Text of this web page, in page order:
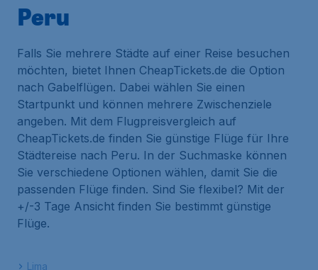
Peru
Falls Sie mehrere Städte auf einer Reise besuchen
möchten, bietet Ihnen CheapTickets.de die Option
nach Gabelflügen. Dabei wählen Sie einen
Startpunkt und können mehrere Zwischenziele
angeben. Mit dem Flugpreisvergleich auf
CheapTickets.de finden Sie günstige Flüge für Ihre
Städtereise nach Peru. In der Suchmaske können
Sie verschiedene Optionen wählen, damit Sie die
passenden Flüge finden. Sind Sie flexibel? Mit der
+/-3 Tage Ansicht finden Sie bestimmt günstige
Flüge.
Lima